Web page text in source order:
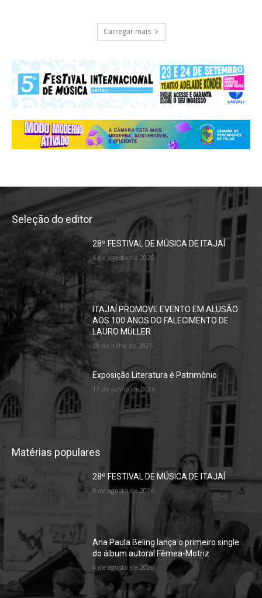
Carregar mais
Seleção do editor
28º FESTIVAL DE MÚSICA DE ITAJAÍ
6 de agosto de 2026
ITAJAÍ PROMOVE EVENTO EM ALUSÃO
AOS 100 ANOS DO FALECIMENTO DE
LAURO MÜLLER
30 de julho de 2026
Exposição Literatura é Patrimônio
17 de junho de 2026
Matérias populares
28º FESTIVAL DE MÚSICA DE ITAJAÍ
6 de agosto de 2026
Ana Paula Beling lança o primeiro single
do álbum autoral Fêmea-Motriz
4 de agosto de 2026